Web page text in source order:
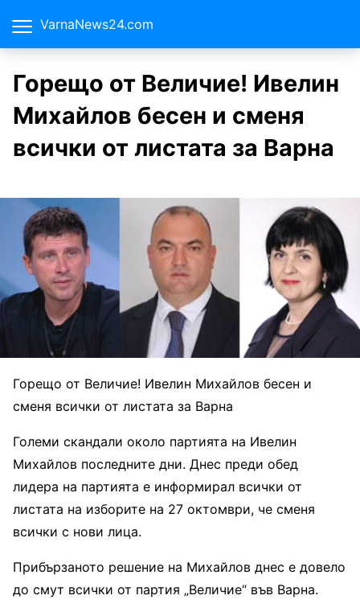
VarnaNews24.com
Горещо от Величие! Ивелин
Михайлов бесен и сменя
всички от листата за Варна
Горещо от Величие! Ивелин Михайлов бесен и
сменя всички от листата за Варна
Големи скандали около партията на Ивелин
Михайлов последните дни. Днес преди обед
лидера на партията е информирал всички от
листата на изборите на 27 октомври, че сменя
всички с нови лица.
Прибързаното решение на Михайлов днес е довело
до смут всички от партия „Величие“ във Варна.